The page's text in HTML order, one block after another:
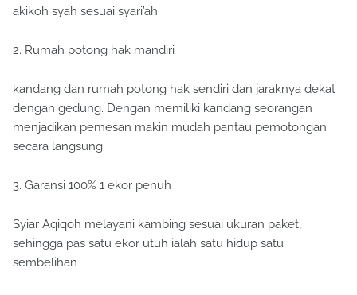
akikoh syah sesuai syari’ah
2. Rumah potong hak mandiri
kandang dan rumah potong hak sendiri dan jaraknya dekat
dengan gedung. Dengan memiliki kandang seorangan
menjadikan pemesan makin mudah pantau pemotongan
secara langsung
3. Garansi 100% 1 ekor penuh
Syiar Aqiqoh melayani kambing sesuai ukuran paket,
sehingga pas satu ekor utuh ialah satu hidup satu
sembelihan